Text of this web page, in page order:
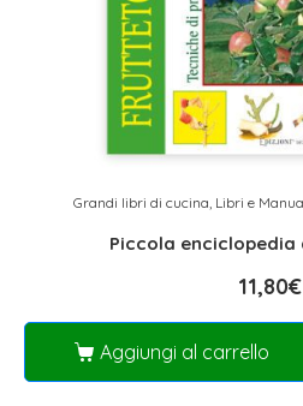
Grandi libri di cucina Libri e
Piccola
11,80€
Aggiungi al carrello